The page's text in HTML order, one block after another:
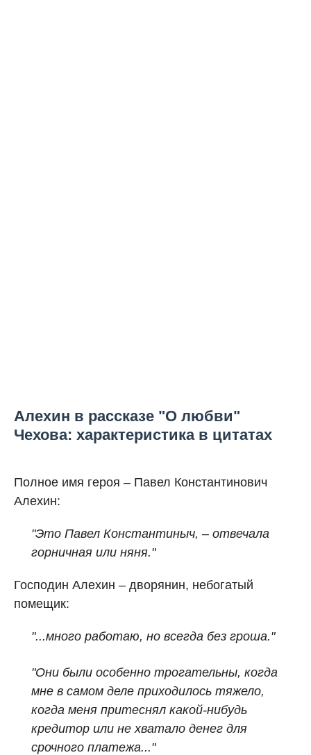
Алехин в рассказе "О любви"
Чехова: характеристика в цитатах
Полное имя героя – Павел Константинович
Алехин:
"Это Павел Константиныч, – отвечала
горничная или няня."
Господин Алехин – дворянин, небогатый
помещик:
"...много работаю, но всегда без гроша."
"Они были особенно трогательны, когда
мне в самом деле приходилось тяжело,
когда меня притеснял какой‑нибудь
кредитор или не хватало денег для
срочного платежа..."